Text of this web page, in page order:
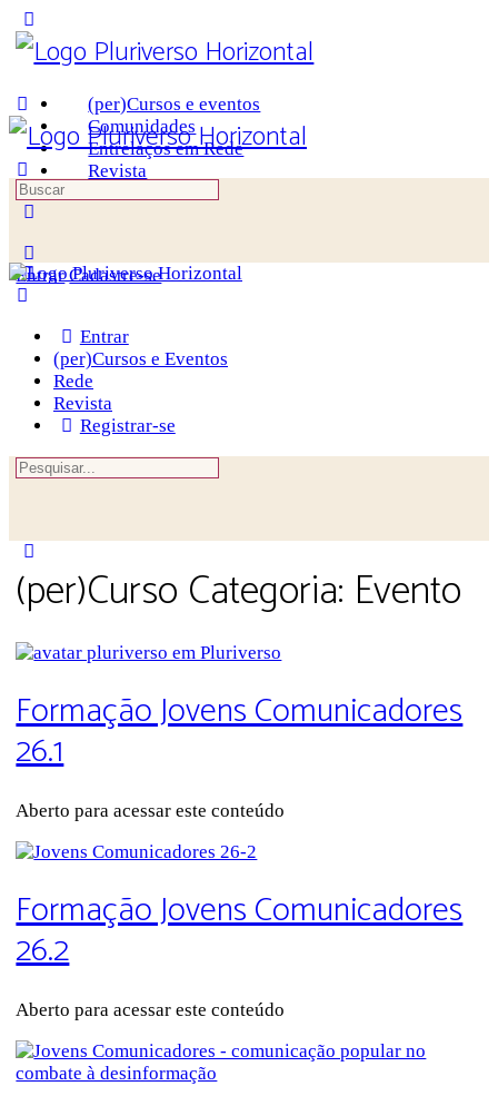
Panel
(per)Cursos e eventos
Comunidades
Entrelaços em Rede
Revista
Entrar Cadastre-se
Procurar
por:
Entrar
(per)Cursos e Eventos
Rede
Revista
Registrar-se
Procurar
search
(per)Curso Categoria: Evento
Formação Jovens Comunicadores
26.1
Aberto para acessar este conteúdo
Formação Jovens Comunicadores
26.2
Aberto para acessar este conteúdo